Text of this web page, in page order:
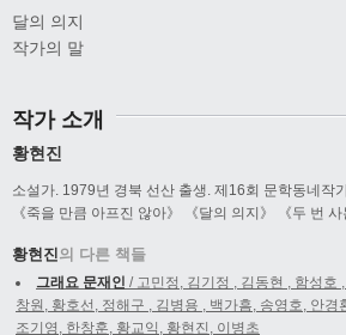
달의 의지
작가의 말
작가 소개
황현진
소설가. 1979년 경북 선산 출생. 제16회 문학동네작
《죽을 만큼 아프진 않아》 《달의 의지》 《두 번
황현진 의 다른 책들
그래요 문재인 / 고민정, 김기정 , 김동현 , 함성호
창원, 황호선, 정해구 , 김병용 , 백가흠, 송영호, 안경
조기영, 한창훈, 황교익, 황현진, 이병초